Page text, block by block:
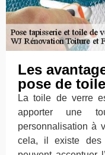
Les
pose de
La toile de verre
apporter une
personnalisation à
cela, il existe